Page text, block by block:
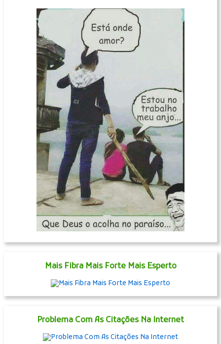
Mais Fibra Mais Forte Mais Esperto
Problema Com As Citações Na Internet